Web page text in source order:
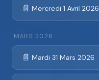
📄 Mercredi 1 Avril 2026
MARS 2026
📄 Mardi 31 Mars 2026